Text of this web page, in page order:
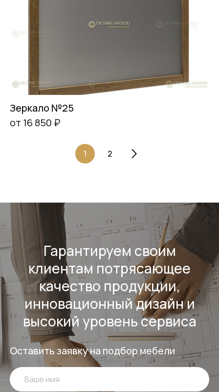
Зеркало №25
от 16 850 ₽
1 2
Гарантируем своим
клиентам потрясающее
качество продукции,
инновационный дизайн и
высокий уровень сервиса
Оставить заявку на подбор мебели